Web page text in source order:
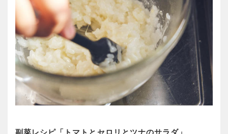
副菜レシピ「トマトとセロリとツナのサラダ」